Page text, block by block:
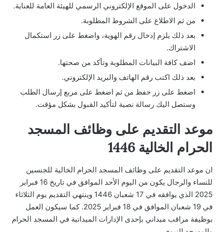
الدخول على الموقع الإلكتروني الرسمي للهيئة العامة للعناية.
من ثم الاطلاع على الشروط المطلوبة.
بعد ذلك يلزم إدخال رقم الهوية، واضغط على زر استكمال
الاشتراك.
اضف كافة البيانات المطلوبة وتأكد من صحتها.
بعد ذلك اكتب رقم الهاتف والبريد الإلكتروني.
اضغط على زر حفظ من ثم اضغط على مربع إرسال الطلب
وستصل اليك رسالة نصية لتأكيد القبول بشكل مؤقت.
موعد التقديم على وظائف المسجد
الحرام الخالية 1446
ان موعد التقديم على وظائف المسجد الحرام الخالية للجنسين
للنساء والرجال يكون من اليوم الأحد الموافق في تاريخ 16 فبراير
2025 الذي يوافقه في 17 شعبان 1446 وينتهي التقديم يوم الثلاثاء
في 19 شعبان الموافق في 18 فبراير 2025. كما سيكون العمل
بوظيفة مراقب ميداني بإحدى الإدارات الميدانية في المسجد الحرام